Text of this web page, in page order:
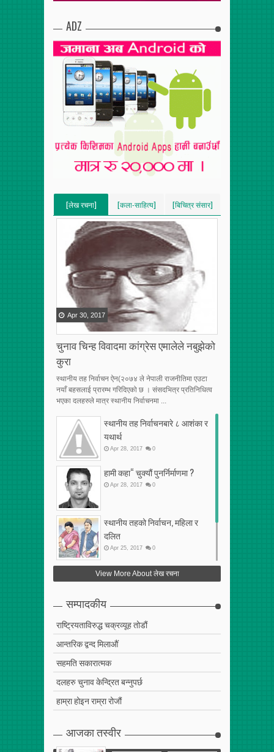
ADZ
[लेख रचना]
[VERTICAL]
[RECENT][5]
[कला-साहित्य]
[VERTICAL]
[बिचित्र संसार]
[VERTICAL]
[RECENT][5]
चुनाव चिन्ह विवादमा कांग्रेस एमालेले नबुझेको
कुरा
Apr 30 2017
स्थानीय तह निर्वाचन ऐन(२०७४ ले नेपाली राजनीतिमा एउटा
नयाँ बहसलाई प्रारम्भ गरिदिएको छ । संसदभित्र प्रतिनिधित्व
भएका दलहरुले मात्र स्थानीय निर्वाचनमा ...
स्थानीय तह निर्वाचनबारे ८ आशंका र
यथार्थ
Apr 28 2017 0
हामी कहा“ चुक्यौं पुनर्निर्माणमा ?
Apr 28 2017 0
स्थानीय तहको निर्वाचन, महिला र
दलित
Apr 25 2017 0
फेरि अर्को गलत सहमति
View More About लेख रचना
सम्पादकीय
राष्ट्रियताविरुद्ध चक्रव्यूह तोडौं
आन्तरिक द्वन्द मिलाऔं
सहमति सकारात्मक
दलहरु चुनाव केन्द्रित बन्नुपर्छ
हाम्रा होइन राम्रा रोजौं
आजका तस्वीर